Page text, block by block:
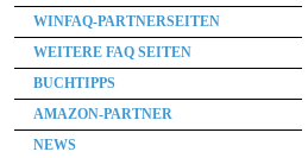
WINFAQ-PARTNERSEITEN
WEITERE FAQ SEITEN
BUCHTIPPS
AMAZON-PARTNER
NEWS